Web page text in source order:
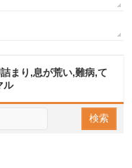
まり,息が荒い,難病,て
ル